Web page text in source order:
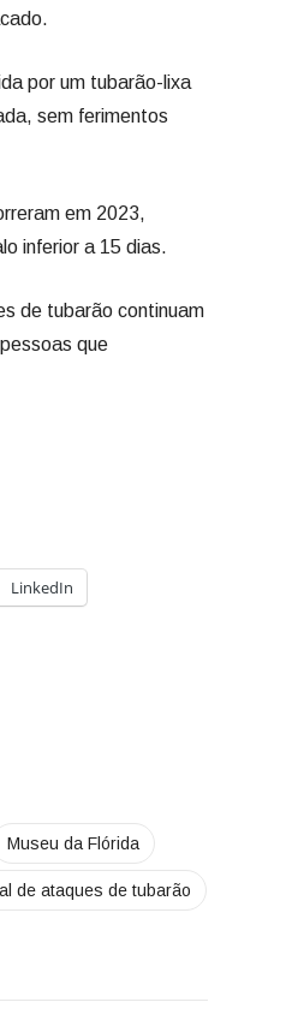
por um tubarão-lixa
sem ferimentos
em 2023,
inferior a 15 dias.
de tubarão continuam
que
LinkedIn
Museu da Flórida
de ataques de tubarão